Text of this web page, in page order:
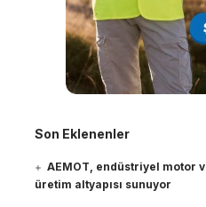
Son Eklenenler
AEMOT, endüstriyel motor
üretim altyapısı sunuyor